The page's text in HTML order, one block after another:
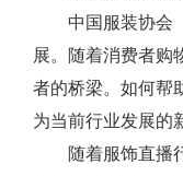
中国服装协会
展。随着消费者购
者的桥梁。如何帮
为当前行业发展的
随着服饰直播